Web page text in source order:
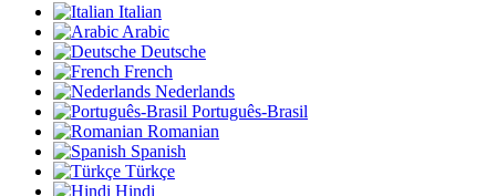
Italian
Arabic
Deutsche
French
Nederlands
Português-Brasil
Romanian
Spanish
Türkçe
Hindi